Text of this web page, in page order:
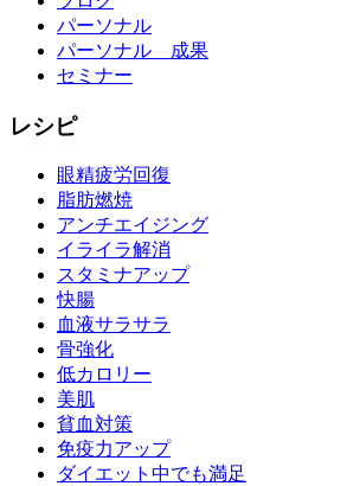
パーソナル
パーソナル 成果
セミナー
レシピ
眼精疲労回復
脂肪燃焼
アンチエイジング
イライラ解消
スタミナアップ
快腸
血液サラサラ
骨強化
低カロリー
美肌
貧血対策
免疫力アップ
ダイエット中でも満足